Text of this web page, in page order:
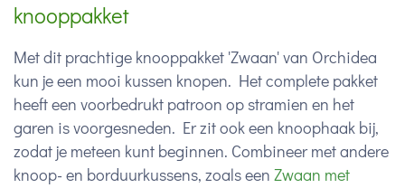
knooppakket
Met dit prachtige knooppakket 'Zwaan' van Orchidea
kun je een mooi kussen knopen. Het complete pakket
heeft een voorbedrukt patroon op stramien en het
garen is voorgesneden. Er zit ook een knoophaak bij,
zodat je meteen kunt beginnen. Combineer met andere
knoop- en borduurkussens, zoals een Zwaan met